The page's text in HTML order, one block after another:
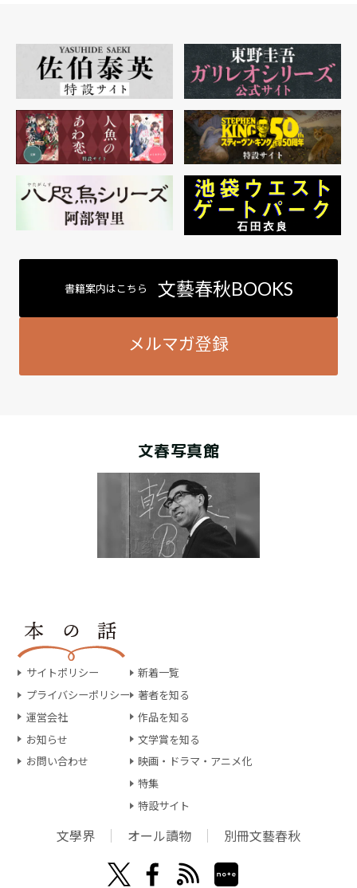
書籍案内はこちら 文藝春秋BOOKS
メルマガ登録
文春写真館
サイトポリシー
プライバシーポリシー
運営会社
お知らせ
お問い合わせ
新着一覧
著者を知る
作品を知る
文学賞を知る
映画・ドラマ・アニメ化
特集
特設サイト
文學界 オール讀物 別冊文藝春秋